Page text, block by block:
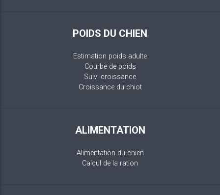
POIDS DU CHIEN
Estimation poids adulte
Courbe de poids
Suivi croissance
Croissance du chiot
ALIMENTATION
Alimentation du chien
Calcul de la ration